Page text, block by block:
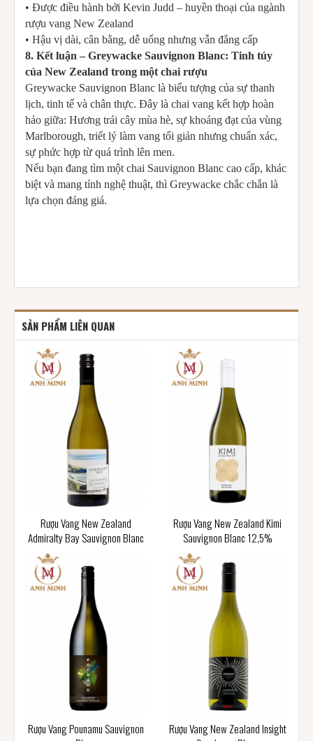
• Được điều hành bởi Kevin Judd – huyền thoại của ngành
rượu vang New Zealand
• Hậu vị dài, cân bằng, dễ uống nhưng vẫn đẳng cấp
8. Kết luận – Greywacke Sauvignon Blanc: Tinh túy
của New Zealand trong một chai rượu
Greywacke Sauvignon Blanc là biểu tượng của sự thanh
lịch, tinh tế và chân thực. Đây là chai vang kết hợp hoàn
hảo giữa: Hương trái cây mùa hè, sự khoáng đạt của vùng
Marlborough, triết lý làm vang tối giản nhưng chuẩn xác,
sự phức hợp từ quá trình lên men.
Nếu bạn đang tìm một chai Sauvignon Blanc cao cấp, khác
biệt và mang tính nghệ thuật, thì Greywacke chắc chắn là
lựa chọn đáng giá.
SẢN PHẨM LIÊN QUAN
Rượu Vang New Zealand
Admiralty Bay Sauvignon Blanc
Rượu Vang New Zealand Kimi
Sauvignon Blanc 12,5%
Rượu Vang Pounamu Sauvignon
Rượu Vang New Zealand Insight